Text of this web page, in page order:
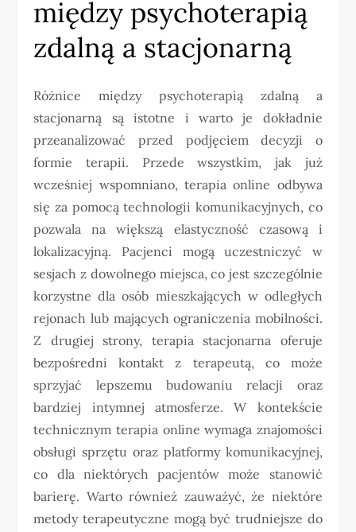
między psychoterapią
zdalną a stacjonarną
Różnice między psychoterapią zdalną a
stacjonarną są istotne i warto je dokładnie
przeanalizować przed podjęciem decyzji o
formie terapii. Przede wszystkim, jak już
wcześniej wspomniano, terapia online odbywa
się za pomocą technologii komunikacyjnych, co
pozwala na większą elastyczność czasową i
lokalizacyjną. Pacjenci mogą uczestniczyć w
sesjach z dowolnego miejsca, co jest szczególnie
korzystne dla osób mieszkających w odległych
rejonach lub mających ograniczenia mobilności.
Z drugiej strony, terapia stacjonarna oferuje
bezpośredni kontakt z terapeutą, co może
sprzyjać lepszemu budowaniu relacji oraz
bardziej intymnej atmosferze. W kontekście
technicznym terapia online wymaga znajomości
obsługi sprzętu oraz platformy komunikacyjnej,
co dla niektórych pacjentów może stanowić
barierę. Warto również zauważyć, że niektóre
metody terapeutyczne mogą być trudniejsze do